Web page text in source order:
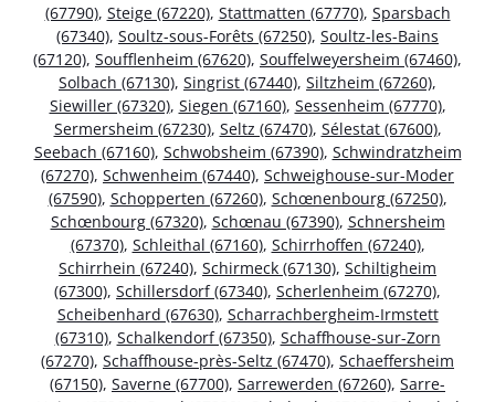
(67790), Steige (67220), Stattmatten (67770), Sparsbach
(67340), Soultz-sous-Forêts (67250), Soultz-les-Bains
(67120), Soufflenheim (67620), Souffelweyersheim (67460),
Solbach (67130), Singrist (67440), Siltzheim (67260),
Siewiller (67320), Siegen (67160), Sessenheim (67770),
Sermersheim (67230), Seltz (67470), Sélestat (67600),
Seebach (67160), Schwobsheim (67390), Schwindratzheim
(67270), Schwenheim (67440), Schweighouse-sur-Moder
(67590), Schopperten (67260), Schœnenbourg (67250),
Schœnbourg (67320), Schœnau (67390), Schnersheim
(67370), Schleithal (67160), Schirrhoffen (67240),
Schirrhein (67240), Schirmeck (67130), Schiltigheim
(67300), Schillersdorf (67340), Scherlenheim (67270),
Scheibenhard (67630), Scharrachbergheim-Irmstett
(67310), Schalkendorf (67350), Schaffhouse-sur-Zorn
(67270), Schaffhouse-près-Seltz (67470), Schaeffersheim
(67150), Saverne (67700), Sarrewerden (67260), Sarre-